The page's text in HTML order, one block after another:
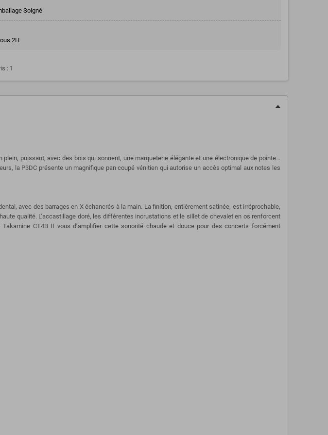
Soigné
2H
: 1
puissant, avec des bois qui sonnent, une marqueterie élégante et une électronique de pointe…
la P3DC présente un magnifique pan coupé vénitien qui autorise un accès optimal aux notes les
avec des barrages en X échancrés à la main. La finition, entièrement satinée, est irréprochable,
qualité. L’accastillage doré, les différentes incrustations et le sillet de chevalet en os renforcent
CT4B II vous d’amplifier cette sonorité chaude et douce pour des concerts forcément